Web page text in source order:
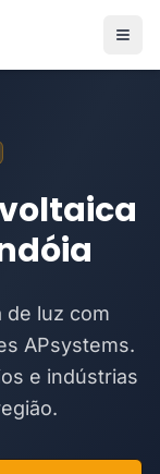
de luz com
APsystems.
e indústrias